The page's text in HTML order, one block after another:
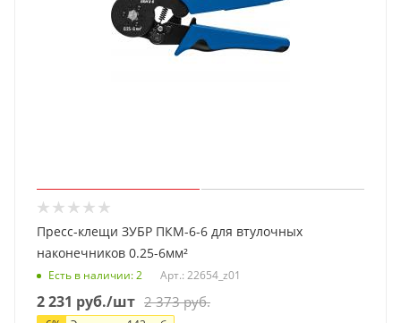
Пресс-клещи ЗУБР ПКМ-6-6 для втулочных
наконечников 0.25-6мм²
Есть в наличии: 2 Арт.: 22654_z01
2 231 руб./шт 2 373руб.